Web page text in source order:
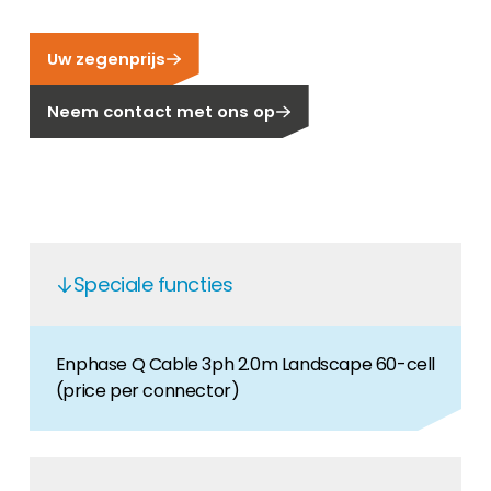
Carrière
Ben je op zoek naar een baan in de
hernieuwbare energiesector? Dan ben je hier
aan het juiste adres!
Uw zegenprijs
Neem contact met ons op
Speciale functies
Enphase Q Cable 3ph 2.0m Landscape 60-cell
(price per connector)